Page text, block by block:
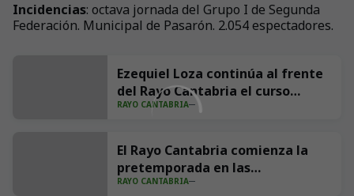
Incidencias: octava jornada del Grupo I de Segunda
Federación. Municipal de Pasarón. 2.054 espectadores.
Ezequiel Loza continúa al frente
del Rayo Cantabria el curso
2026/27
RAYO CANTABRIA
El Rayo Cantabria comienza la
pretemporada en las
Instalaciones Nando Yosu
RAYO CANTABRIA